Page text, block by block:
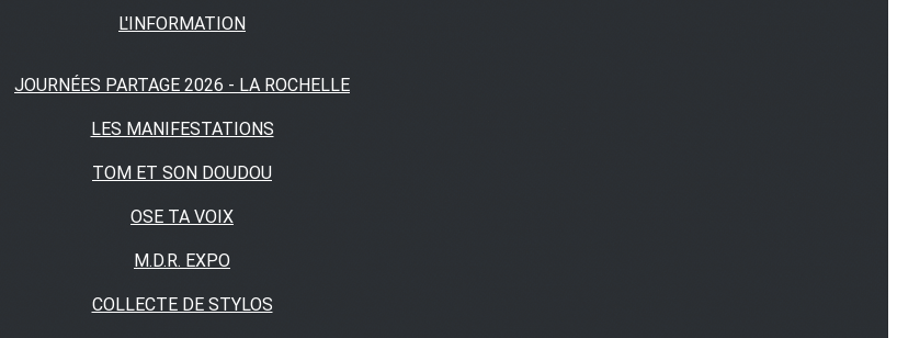
L'INFORMATION
JOURNÉES PARTAGE 2026 - LA ROCHELLE
LES MANIFESTATIONS
TOM ET SON DOUDOU
OSE TA VOIX
M.D.R. EXPO
COLLECTE DE STYLOS